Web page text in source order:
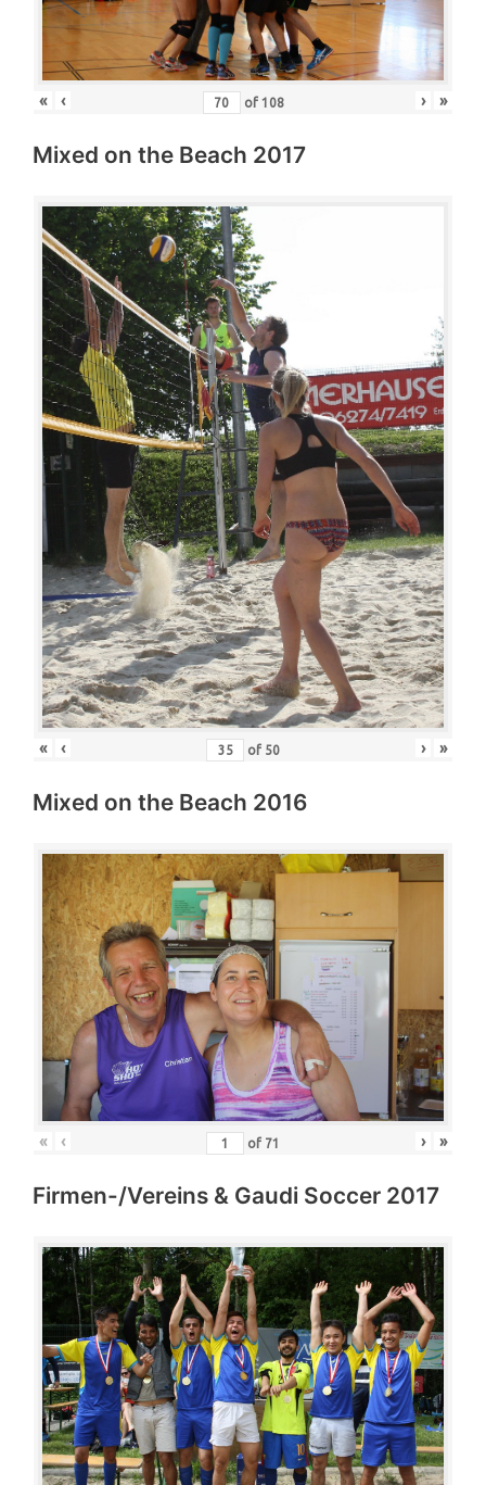
« ‹ of 108 › »
Mixed on the Beach 2017
« ‹ of 50 › »
Mixed on the Beach 2016
« ‹ of 71 › »
Firmen-/Vereins & Gaudi Soccer 2017